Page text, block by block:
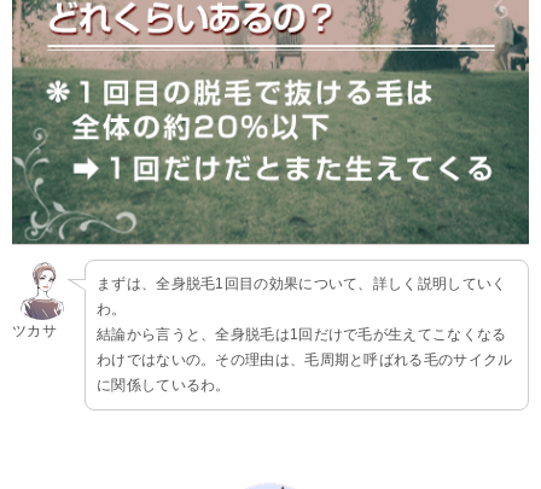
ツカサ
まずは、全身脱毛1回目の効果について、詳しく説明していく
わ。
結論から言うと、全身脱毛は1回だけで毛が生えてこなくなる
わけではないの。その理由は、毛周期と呼ばれる毛のサイクル
に関係しているわ。